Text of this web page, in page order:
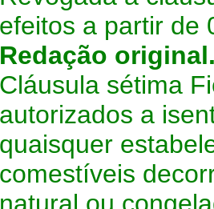
efeitos a partir de
Redação
Cláusula sétima
autorizados a
quaisquer
comestíveis